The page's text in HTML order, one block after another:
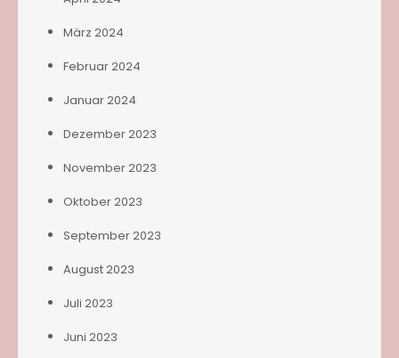
März 2024
Februar 2024
Januar 2024
Dezember 2023
November 2023
Oktober 2023
September 2023
August 2023
Juli 2023
Juni 2023